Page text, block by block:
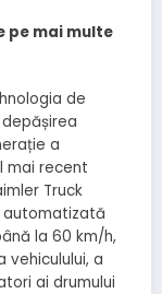
pe mai multe
de
a
mai recent
Truck
la 60 km/h,
a
ai drumului